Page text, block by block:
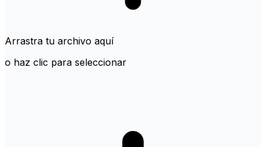
Arrastra tu archivo aquí
o haz clic para seleccionar